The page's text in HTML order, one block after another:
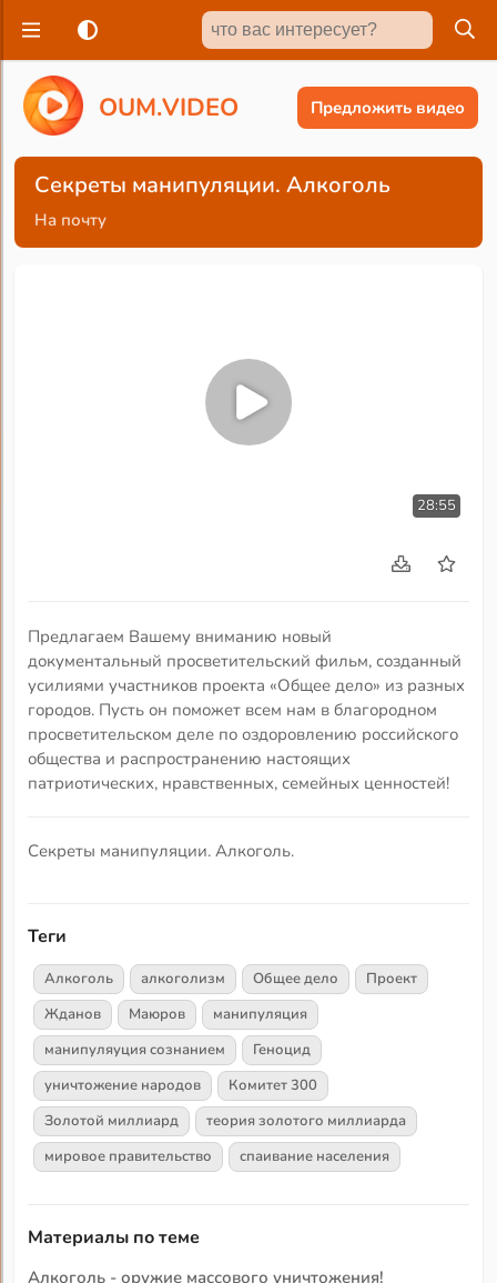
OUM.VIDEO Предложить видео
Секреты манипуляции. Алкоголь
На почту
28:55
Предлагаем Вашему вниманию новый
документальный просветительский фильм, созданный
усилиями участников проекта «Общее дело» из разных
городов. Пусть он поможет всем нам в благородном
просветительском деле по оздоровлению российского
общества и распространению настоящих
патриотических, нравственных, семейных ценностей!
Секреты манипуляции. Алкоголь.
Теги
Алкоголь алкоголизм Общее дело
Проект
Жданов
Маюров
манипуляция
манипуляуция сознанием
Геноцид
уничтожение народов
Комитет 300
Золотой миллиард
теория золотого миллиарда
мировое правительство
спаивание населения
Материалы по теме
Алкоголь - оружие массового уничтожения!